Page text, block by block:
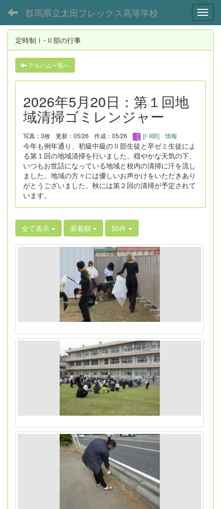
群馬県立太田フレックス高等学校
定時制Ⅰ･Ⅱ部の行事
アルバム一覧へ
2026年5月20日：第１回地
域清掃ゴミレンジャー
写真：3枚 更新：05/26 作成：05/26 [I･II部] 情報
今年も例年通り、初級中級のⅡ部生徒と卒ゼミ生徒によ
る第１回の地域清掃を行いました。穏やかな天気の下、
いつもお世話になっている地域と校内の清掃に汗を流し
ました。地域の方々には優しいお声かけをいただきあり
がとうございました。秋には第２回の清掃が予定されて
います。
全て表示 新着順 50件